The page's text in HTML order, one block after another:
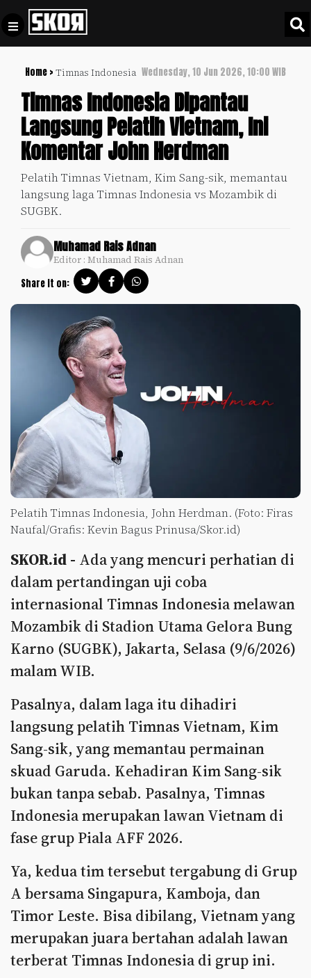
Home > Timnas Indonesia Wednesday, 10 Jun 2026, 10:00 WIB
Timnas Indonesia Dipantau
Langsung Pelatih Vietnam, Ini
Komentar John Herdman
Pelatih Timnas Vietnam, Kim Sang-sik, memantau
langsung laga Timnas Indonesia vs Mozambik di
SUGBK.
Muhamad Rais Adnan
Editor : Muhamad Rais Adnan
Share it on:
Pelatih Timnas Indonesia, John Herdman. (Foto: Firas
Naufal/Grafis: Kevin Bagus Prinusa/Skor.id)
SKOR.id - Ada yang mencuri perhatian di
dalam pertandingan uji coba
internasional Timnas Indonesia melawan
Mozambik di Stadion Utama Gelora Bung
Karno (SUGBK), Jakarta, Selasa (9/6/2026)
malam WIB.
Pasalnya, dalam laga itu dihadiri
langsung pelatih Timnas Vietnam, Kim
Sang-sik, yang memantau permainan
skuad Garuda. Kehadiran Kim Sang-sik
bukan tanpa sebab. Pasalnya, Timnas
Indonesia merupakan lawan Vietnam di
fase grup Piala AFF 2026.
Ya, kedua tim tersebut tergabung di Grup
A bersama Singapura, Kamboja, dan
Timor Leste. Bisa dibilang, Vietnam yang
merupakan juara bertahan adalah lawan
terberat Timnas Indonesia di grup ini.
Football +
Culture +
+
Timnas
Indonesia
SKOR
SPECIAL
Video
Policy
Pedoman
Pemberitaan
Media
Siber
Disclaimer
Kami